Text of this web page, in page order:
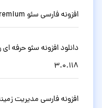
افزونه فارسی سئو Yoast SEO Premium وردپرس نسخه حرفه ای 28.2
3.0.118